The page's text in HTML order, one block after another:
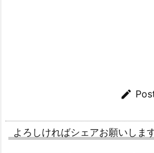

よろしければシェアお願いしま